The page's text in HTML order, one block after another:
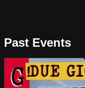
Past Events